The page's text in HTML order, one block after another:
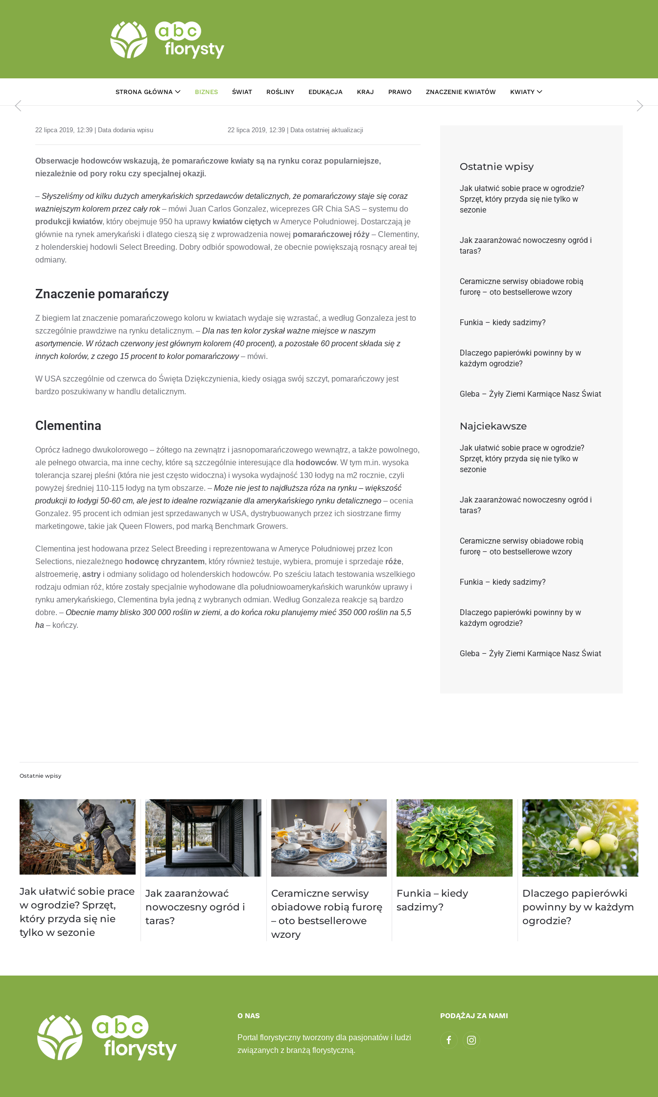
STRONA GŁÓWNA BIZNES ŚWIAT ROŚLINY EDUKACJA KRAJ PRAWO ZNACZENIE KWIATÓW KWIATY
22 lipca 2019, 12:39 | Data dodania wpisu 22 lipca 2019, 12:39 | Data ostatniej aktualizacji
Obserwacje hodowców wskazują, że pomarańczowe kwiaty są na rynku coraz popularniejsze,
niezależnie od pory roku czy specjalnej okazji.
– Słyszeliśmy od kilku dużych amerykańskich sprzedawców detalicznych, że pomarańczowy staje się coraz
ważniejszym kolorem przez cały rok– mówi Juan Carlos Gonzalez, wiceprezes GR Chia SAS – systemu do
produkcji kwiatów, który obejmuje 950 ha uprawy kwiatów ciętych w Ameryce Południowej. Dostarczają je
głównie na rynek amerykański i dlatego cieszą się z wprowadzenia nowej pomarańczowej róży – Clementiny,
z holenderskiej hodowli Select Breeding. Dobry odbiór spowodował, że obecnie powiększają rosnący areał tej
odmiany.
Znaczenie pomarańczy
Z biegiem lat znaczenie pomarańczowego koloru w kwiatach wydaje się wzrastać, a według Gonzaleza jest to
szczególnie prawdziwe na rynku detalicznym. – Dla nas ten kolor zyskał ważne miejsce w naszym
asortymencie. W różach czerwony jest głównym kolorem (40 procent), a pozostałe 60 procent składa się z
innych kolorów, z czego 15 procent to kolor pomarańczowy– mówi.
W USA szczególnie od czerwca do Święta Dziękczynienia, kiedy osiąga swój szczyt, pomarańczowy jest
bardzo poszukiwany w handlu detalicznym.
Clementina
Oprócz ładnego dwukolorowego – żółtego na zewnątrz i jasnopomarańczowego wewnątrz, a także powolnego,
ale pełnego otwarcia, ma inne cechy, które są szczególnie interesujące dla hodowców. W tym m.in. wysoka
tolerancja szarej pleśni (która nie jest często widoczna) i wysoka wydajność 130 łodyg na m2 rocznie, czyli
powyżej średniej 110-115 łodyg na tym obszarze. – Może nie jest to najdłuższa róża na rynku – większość
produkcji to łodygi 50-60 cm, ale jest to idealne rozwiązanie dla amerykańskiego rynku detalicznego – ocenia
Gonzalez. 95 procent ich odmian jest sprzedawanych w USA, dystrybuowanych przez ich siostrzane firmy
marketingowe, takie jak Queen Flowers, pod marką Benchmark Growers.
Clementina jest hodowana przez Select Breeding i reprezentowana w Ameryce Południowej przez Icon
Selections, niezależnego hodowcę chryzantem, który również testuje, wybiera, promuje i sprzedaje róże,
alstroemerię, astry i odmiany solidago od holenderskich hodowców. Po sześciu latach testowania wszelkiego
rodzaju odmian róż, które zostały specjalnie wyhodowane dla południowoamerykańskich warunków uprawy i
rynku amerykańskiego, Clementina była jedną z wybranych odmian. Według Gonzaleza reakcje są bardzo
dobre. – Obecnie mamy blisko 300 000 roślin w ziemi, a do końca roku planujemy mieć 350 000 roślin na 5,5
ha – kończy.
Ostatnie wpisy
Jak ułatwić sobie prace w ogrodzie?
Sprzęt, który przyda się nie tylko w
sezonie
Jak zaaranżować nowoczesny ogród i
taras?
Ceramiczne serwisy obiadowe robią
furorę – oto bestsellerowe wzory
Funkia – kiedy sadzimy?
Dlaczego papierówki powinny by w
każdym ogrodzie?
Gleba – Żyły Ziemi Karmiące Nasz Świat
Najciekawsze
Jak ułatwić sobie prace w ogrodzie?
Sprzęt, który przyda się nie tylko w
sezonie
Jak zaaranżować nowoczesny ogród i
taras?
Ceramiczne serwisy obiadowe robią
furorę – oto bestsellerowe wzory
Funkia – kiedy sadzimy?
Dlaczego papierówki powinny by w
każdym ogrodzie?
Gleba – Żyły Ziemi Karmiące Nasz Świat
Ostatnie wpisy
Jak ułatwić sobie prace
w ogrodzie? Sprzęt,
który przyda się nie
tylko w sezonie
Jak zaaranżować
nowoczesny ogród i
taras?
Ceramiczne serwisy
obiadowe robią furorę
– oto bestsellerowe
wzory
Funkia – kiedy
sadzimy?
Dlaczego papierówki
powinny by w każdym
ogrodzie?
O NAS
Portal florystyczny tworzony dla pasjonatów i ludzi
związanych z branżą florystyczną.
PODĄŻAJ ZA NAMI